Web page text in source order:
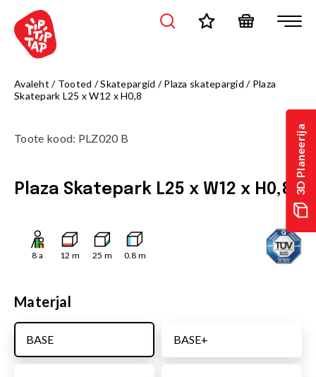
3D Planeerija
Avaleht / Tooted /Skatepargid /Plaza skatepargid / Plaza
Skatepark L25 x W12 x H0,8
Toote kood: PLZ020 B
Plaza Skatepark L25 x W12 x H0,8
8 a 12 m 25 m 0.8 m
Materjal
BASE+
BASE